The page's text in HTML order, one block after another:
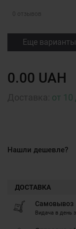
0 отзывов
Еще варианты
0.00 UAH
от 10
Нашли дешевле?
ДОСТАВКА
Самовывоз
Видача в день